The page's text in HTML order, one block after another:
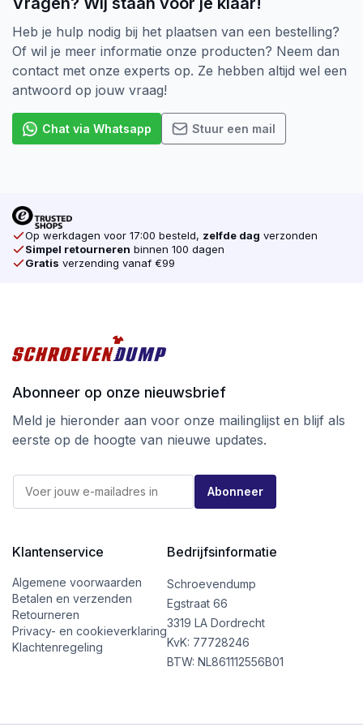
Heb je hulp nodig bij het plaatsen van een bestelling?
Of wil je meer informatie onze producten? Neem dan
contact met onze experts op. Ze hebben altijd wel een
antwoord op jouw vraag!
Chat via Whatsapp Stuur een mail
Op werkdagen voor 17:00 besteld, zelfde dag verzonden
Simpel retourneren binnen 100 dagen
Gratis verzending vanaf €99
Abonneer op onze nieuwsbrief
Meld je hieronder aan voor onze mailinglijst en blijf als
eerste op de hoogte van nieuwe updates.
E
m
l
Abonneer
Klantenservice
Algemene voorwaarden
Betalen en verzenden
Retourneren
Privacy- en cookieverklaring
Klachtenregeling
Bedrijfsinformatie
Schroevendump
Egstraat 66
3319 LA Dordrecht
KvK: 77728246
BTW: NL861112556B01